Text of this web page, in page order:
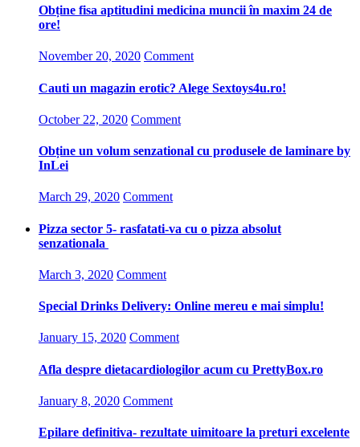
Obține fisa aptitudini medicina muncii în maxim 24 de
ore!
November 20, 2020 Comment
Cauti un magazin erotic? Alege Sextoys4u.ro!
October 22, 2020 Comment
Obține un volum senzational cu produsele de laminare by
InLei
March 29, 2020 Comment
Pizza sector 5- rasfatati-va cu o pizza absolut
senzationala
March 3, 2020 Comment
Special Drinks Delivery: Online mereu e mai simplu!
January 15, 2020 Comment
Afla despre dietacardiologilor acum cu PrettyBox.ro
January 8, 2020 Comment
Epilare definitiva- rezultate uimitoare la preturi excelente